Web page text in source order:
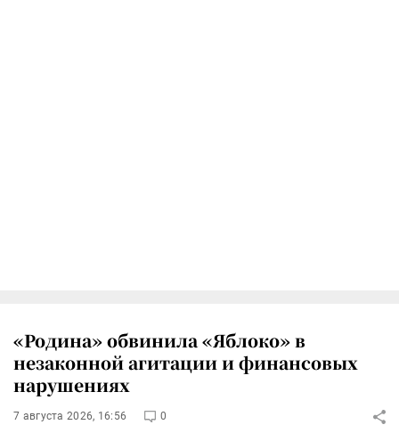
«Родина» обвинила «Яблоко» в
незаконной агитации и финансовых
нарушениях
7 августа 2026, 16:56 0